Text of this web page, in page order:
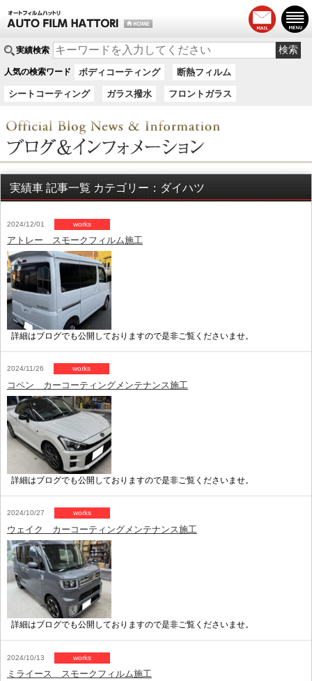
実績検索
人気の検索ワード ボディコーティング 断熱フィルム
シートコーティング ガラス撥水 フロントガラス
実績車 記事一覧 カテゴリー：ダイハツ
2024/12/01 works
アトレー スモークフィルム施工
詳細はブログでも公開しておりますので是非ご覧くださいませ。
2024/11/26 works
コペン カーコーティングメンテナンス施工
詳細はブログでも公開しておりますので是非ご覧くださいませ。
2024/10/27 works
ウェイク カーコーティングメンテナンス施工
詳細はブログでも公開しておりますので是非ご覧くださいませ。
2024/10/13 works
ミライース スモークフィルム施工